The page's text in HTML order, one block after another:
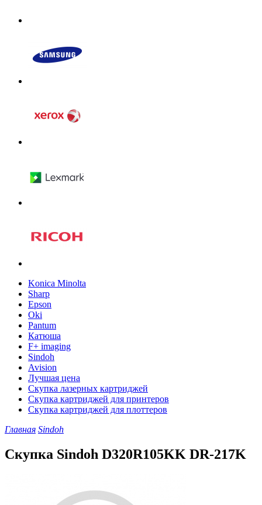
Konica Minolta
Sharp
Epson
Oki
Pantum
Катюша
F+ imaging
Sindoh
Avision
Лучшая цена
Скупка лазерных картриджей
Скупка картриджей для принтеров
Скупка картриджей для плоттеров
Главная Sindoh
Скупка Sindoh D320R105KK DR-217K